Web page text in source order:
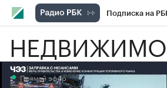
Подписка на
РБК Вино
Прямой эфир